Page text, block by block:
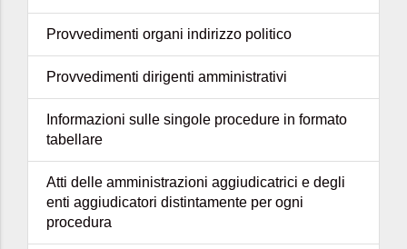
Provvedimenti organi indirizzo politico
Provvedimenti dirigenti amministrativi
Informazioni sulle singole procedure in formato
tabellare
Atti delle amministrazioni aggiudicatrici e degli
enti aggiudicatori distintamente per ogni
procedura